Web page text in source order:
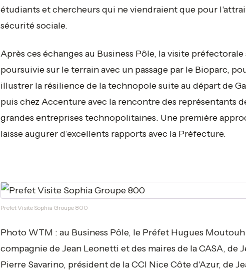
étudiants et chercheurs qui ne viendraient que pour
sécurité sociale.
Après ces échanges au Business Pôle, la visite préfectorale
poursuivie sur le terrain avec un passage par le Bioparc,
illustrer la résilience de la technopole suite au départ de
puis chez Accenture avec la rencontre des représentants
grandes entreprises technopolitaines. Une première
laisse augurer d’excellents rapports avec la Préfecture.
Prefet Visite Sophia Groupe 800
Photo WTM : au Business Pôle, le Préfet Hugues
compagnie de Jean Leonetti et des maires de la CASA, de
Pierre Savarino, président de la CCI Nice Côte d'Azur, de